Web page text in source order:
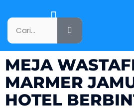
MEJA
MARMER
HOTEL